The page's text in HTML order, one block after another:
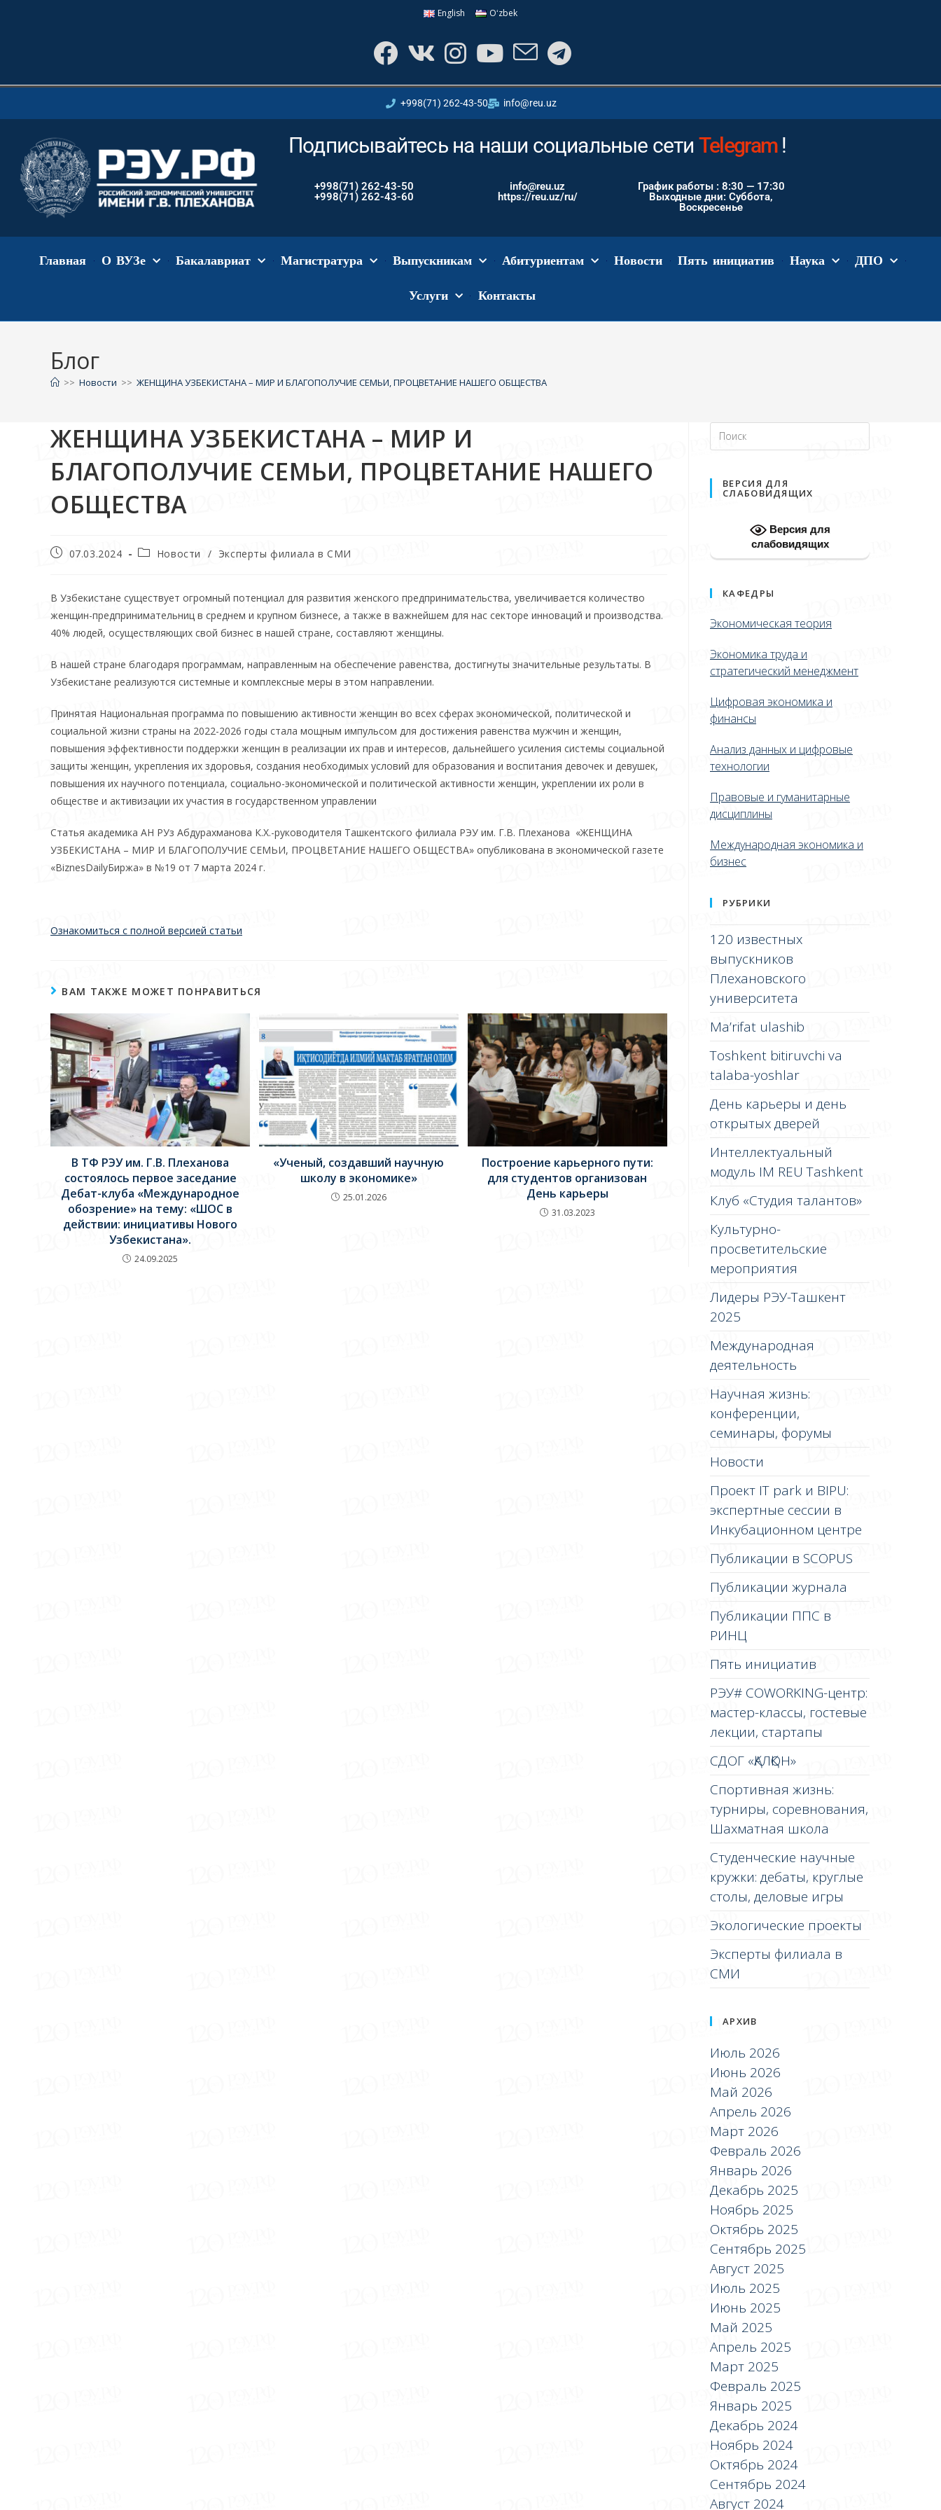
English Oʻzbek
+998(71) 262-43-50 info@reu.uz
Подписывайтесь на наши социальные сети Telegram
Instagram !
+998(71) 262-43-50
+998(71) 262-43-60
info@reu.uz
https://reu.uz/ru/
График работы : 8:30 — 17:30
Выходные дни: Суббота,
Воскресенье
Главная О ВУЗе Бакалавриат Магистратура Выпускникам Абитуриентам Новости Пять инициатив Наука ДПО
Услуги Контакты
Блог
>> Новости >> ЖЕНЩИНА УЗБЕКИСТАНА – МИР И БЛАГОПОЛУЧИЕ СЕМЬИ, ПРОЦВЕТАНИЕ НАШЕГО ОБЩЕСТВА
ЖЕНЩИНА УЗБЕКИСТАНА – МИР И
БЛАГОПОЛУЧИЕ СЕМЬИ, ПРОЦВЕТАНИЕ НАШЕГО
ОБЩЕСТВА
07.03.2024 Новости / Эксперты филиала в СМИ
В Узбекистане существует огромный потенциал для развития женского предпринимательства, увеличивается количество
женщин-предпринимательниц в среднем и крупном бизнесе, а также в важнейшем для нас секторе инноваций и производства.
40% людей, осуществляющих свой бизнес в нашей стране, составляют женщины.
В нашей стране благодаря программам, направленным на обеспечение равенства, достигнуты значительные результаты. В
Узбекистане реализуются системные и комплексные меры в этом направлении.
Принятая Национальная программа по повышению активности женщин во всех сферах экономической, политической и
социальной жизни страны на 2022-2026 годы стала мощным импульсом для достижения равенства мужчин и женщин,
повышения эффективности поддержки женщин в реализации их прав и интересов, дальнейшего усиления системы социальной
защиты женщин, укрепления их здоровья, создания необходимых условий для образования и воспитания девочек и девушек,
повышения их научного потенциала, социально-экономической и политической активности женщин, укреплении их роли в
обществе и активизации их участия в государственном управлении
Статья академика АН РУз Абдурахманова К.Х.-руководителя Ташкентского филиала РЭУ им. Г.В. Плеханова «ЖЕНЩИНА
УЗБЕКИСТАНА – МИР И БЛАГОПОЛУЧИЕ СЕМЬИ, ПРОЦВЕТАНИЕ НАШЕГО ОБЩЕСТВА» опубликована в экономической газете
«BiznesDailyБиржа» в №19 от 7 марта 2024 г.
Ознакомиться с полной версией статьи
ВАМ ТАКЖЕ МОЖЕТ ПОНРАВИТЬСЯ
В ТФ РЭУ им. Г.В. Плеханова
состоялось первое заседание
Дебат-клуба «Международное
обозрение» на тему: «ШОС в
действии: инициативы Нового
Узбекистана».
24.09.2025
«Ученый, создавший научную
школу в экономике»
25.01.2026
Построение карьерного пути:
для студентов организован
День карьеры
31.03.2023
ВЕРСИЯ ДЛЯ
СЛАБОВИДЯЩИХ
Версия для
слабовидящих
КАФЕДРЫ
Экономическая теория
Экономика труда и
стратегический менеджмент
Цифровая экономика и
финансы
Анализ данных и цифровые
технологии
Правовые и гуманитарные
дисциплины
Международная экономика и
бизнес
РУБРИКИ
120 известных
выпускников
Плехановского
университета
Ma’rifat ulashib
Toshkent bitiruvchi va
talaba-yoshlar
День карьеры и день
открытых дверей
Интеллектуальный
модуль IM REU Tashkent
Клуб «Студия талантов»
Культурно-
просветительские
мероприятия
Лидеры РЭУ-Ташкент
2025
Международная
деятельность
Научная жизнь:
конференции,
семинары, форумы
Новости
Проект IT park и BIPU:
экспертные сессии в
Инкубационном центре
Публикации в SCOPUS
Публикации журнала
Публикации ППС в
РИНЦ
Пять инициатив
РЭУ# COWORKING-центр:
мастер-классы, гостевые
лекции, стартапы
СДОГ «ҚАЛҚОН»
Спортивная жизнь:
турниры, соревнования,
Шахматная школа
Студенческие научные
кружки: дебаты, круглые
столы, деловые игры
Экологические проекты
Эксперты филиала в
СМИ
АРХИВ
Июль 2026
Июнь 2026
Май 2026
Апрель 2026
Март 2026
Февраль 2026
Январь 2026
Декабрь 2025
Ноябрь 2025
Октябрь 2025
Сентябрь 2025
Август 2025
Июль 2025
Июнь 2025
Май 2025
Апрель 2025
Март 2025
Февраль 2025
Январь 2025
Декабрь 2024
Ноябрь 2024
Октябрь 2024
Сентябрь 2024
Август 2024